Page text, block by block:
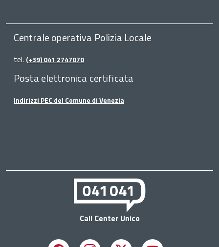
Centrale operativa Polizia Locale
tel. (+39) 041 2747070
Posta elettronica certificata
Indirizzi PEC del Comune di Venezia
Call Center Unico